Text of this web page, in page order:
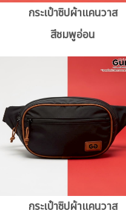
กระเป๋าซิปผ้าแคนวาส
สีชมพูอ่อน
กระเป๋าซิปผ้าแคนวาส